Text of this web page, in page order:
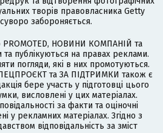
творів правовласника Getty
забороняється.
НОВИНИ КОМПАНІЙ та
публікуються на правах реклами.
погляди, які в них промотуються.
та ЗА ПІДТРИМКИ також є
бере участь у підготовці цього
висловлені у цих матеріалах.
за факти та оціночні
у рекламних матеріалах. Згідно з
відповідальність за зміст